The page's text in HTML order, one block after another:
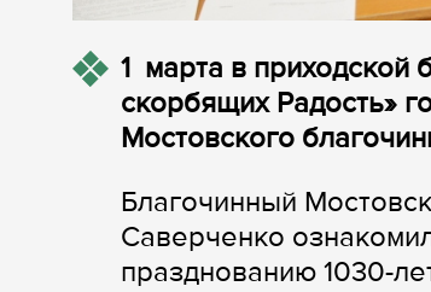
1 марта в приходской
скорбящих Радость»
Мостовского
Благочинный
Саверченко
празднованию 1030-